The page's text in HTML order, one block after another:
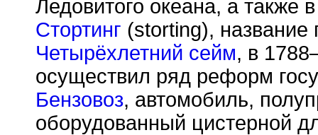
Ледовитого океана, а также
Стортинг (storting), название
Четырёхлетний сейм, в
осуществил ряд реформ
Бензовоз, автомобиль,
оборудованный цистерной